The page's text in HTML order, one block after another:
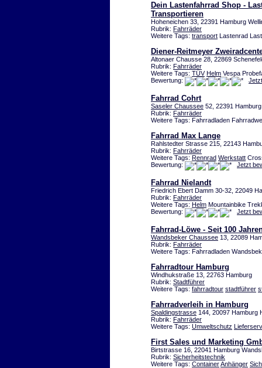
Dein Lastenfahrrad Shop -
Transportieren
Hoheneichen 33, 22391 Hamburg
Rubrik: Fahrräder
Weitere Tags: transport Lastenrad
Diener-Reitmeyer
Altonaer Chausse 28, 22869
Rubrik: Fahrräder
Weitere Tags: TÜV Helm Vespa
Bewertung:
Fahrrad Cohrt
Saseler Chaussee 52, 22391
Rubrik: Fahrräder
Weitere Tags: Fahrradladen
Fahrrad Max Lange
Rahlstedter Strasse 215, 22143
Rubrik: Fahrräder
Weitere Tags: Rennrad Werkstatt
Bewertung:
Jetzt
Fahrrad Nielandt
Friedrich Ebert Damm 30-32, 22049
Rubrik: Fahrräder
Weitere Tags: Helm Mountainbike
Bewertung:
Jetzt
Fahrrad-Löwe - Seit 100
Wandsbeker Chaussee 13, 22089
Rubrik: Fahrräder
Weitere Tags: Fahrradladen
Fahrradtour Hamburg
Windhukstraße 13, 22763 Hamburg
Rubrik: Stadtführer
Weitere Tags: fahrradtour stadtführer
Fahrradverleih in Hamburg
Spaldingstrasse 144, 20097 Hamburg
Rubrik: Fahrräder
Weitere Tags: Umweltschutz
First Sales und Marketing
Birtstrasse 16, 22041 Hamburg
Rubrik: Sicherheitstechnik
Weitere Tags: ContainerAnhänger